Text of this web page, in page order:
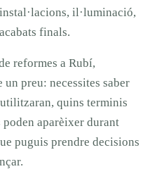
il·luminació,
finals.
reformes a Rubí,
preu: necessites saber
quins terminis
aparèixer durant
puguis prendre decisions